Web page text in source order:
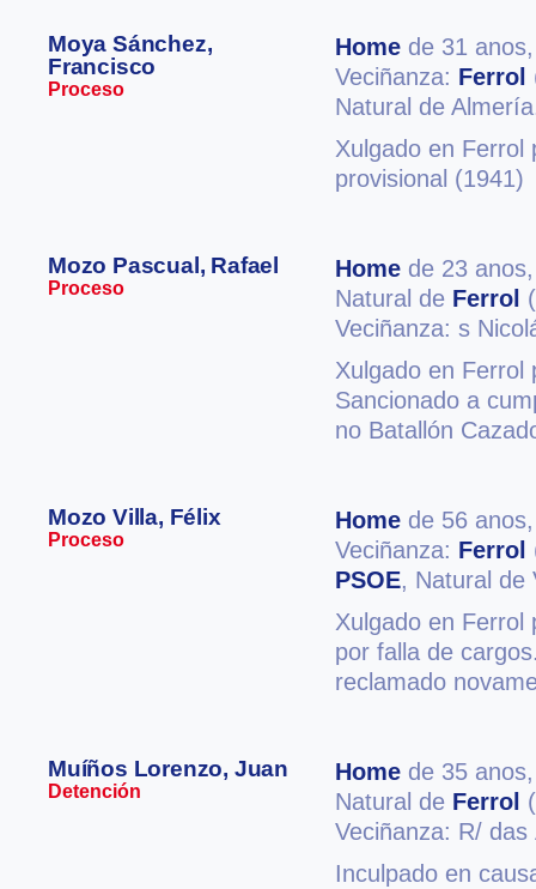
Moya Sánchez,
Francisco
Proceso
Home de 31
Veciñanza: Ferrol
Natural de
Xulgado en Ferrol
provisional (1941)
Mozo Pascual, Rafael
Proceso
Home de 23
Natural de Ferrol
Veciñanza: s
Xulgado en Ferrol
Sancionado a
no Batallón
Mozo Villa, Félix
Proceso
Home de 56
Veciñanza: Ferrol
PSOE, Natural de
Xulgado en Ferrol
por falla de
reclamado
Muíños Lorenzo, Juan
Detención
Home de 35
Natural de Ferrol
Veciñanza: R/
Inculpado en